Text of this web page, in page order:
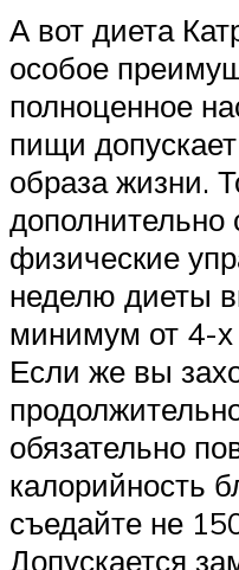
А вот диета
особое
полноценное
пищи
образа жизни.
дополнительно
физические
неделю диеты
минимум от 4-х
Если же вы
обязательно
калорийность
съедайте не
Допускается